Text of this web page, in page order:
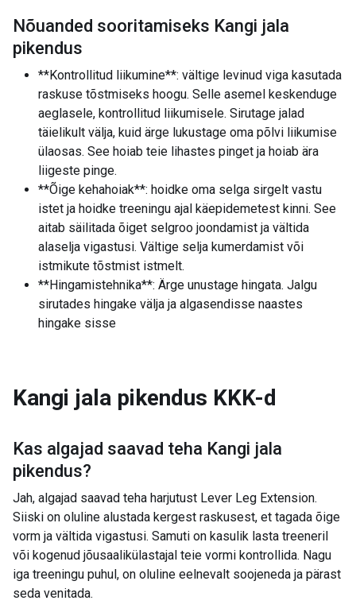
Nõuanded sooritamiseks Kangi jala
pikendus
**Kontrollitud liikumine**: vältige levinud viga kasutada
raskuse tõstmiseks hoogu. Selle asemel keskenduge
aeglasele, kontrollitud liikumisele. Sirutage jalad
täielikult välja, kuid ärge lukustage oma põlvi liikumise
ülaosas. See hoiab teie lihastes pinget ja hoiab ära
liigeste pinge.
**Õige kehahoiak**: hoidke oma selga sirgelt vastu
istet ja hoidke treeningu ajal käepidemetest kinni. See
aitab säilitada õiget selgroo joondamist ja vältida
alaselja vigastusi. Vältige selja kumerdamist või
istmikute tõstmist istmelt.
**Hingamistehnika**: Ärge unustage hingata. Jalgu
sirutades hingake välja ja algasendisse naastes
hingake sisse
Kangi jala pikendus KKK-d
Kas algajad saavad teha Kangi jala
pikendus?
Jah, algajad saavad teha harjutust Lever Leg Extension.
Siiski on oluline alustada kergest raskusest, et tagada õige
vorm ja vältida vigastusi. Samuti on kasulik lasta treeneril
või kogenud jõusaalikülastajal teie vormi kontrollida. Nagu
iga treeningu puhul, on oluline eelnevalt soojeneda ja pärast
seda venitada.